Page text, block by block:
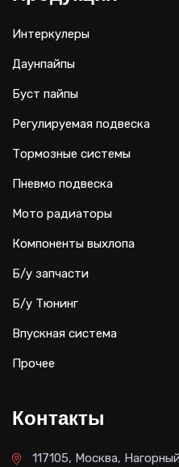
Интеркулеры
Даунпайпы
Буст пайпы
Регулируемая подвеска
Тормозные системы
Пневмо подвеска
Мото радиаторы
Компоненты выхлопа
Б/у запчасти
Б/у Тюнинг
Впускная система
Прочее
Контакты
117105, Москва,